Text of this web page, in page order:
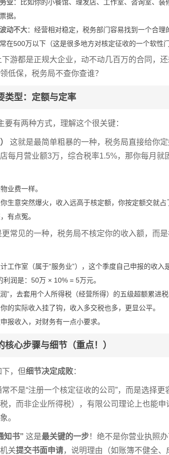
业：比如你的小餐馆、理发店、工作室、咨询室、
据。
动不大：经营相对稳定，税务部门容易找到一个合理
在500万以下（这是很多地方对核定征收的一个软性
游都是正规大企业，动不动几百万的合同，
低保，税务局不查你查谁？
类型：定额与定率
要有两种方式，理解这个很关键：
这就是最简单粗暴的一种，税务局直接给你定
每月营业额3万，综合税率1.5%，那你每月
业费一样。
生意突然爆火，收入远高于核定额，你按定额交就
有点冤。
常见的一种，税务局不核定你的收入额，而
工作室（属于“服务业”），这个季度自己申报的收
润是：50万 × 10% = 5万元。
”，去套用个人所得税（经营所得）的五级超额累进
的实际收入挂了钩，收入多交税也多，更显公平。
报收入，对财务有一点小要求。
心步骤与细节（重点！）
，但细节决定成败：
不是“注册一个核定征收的公司”，而是选择更
，而非企业所得税），有限公司理论上也能
。
知书” 这是最关键的一步！绝不是你营业执照
关提交书面申请，说明理由（如账簿不健全